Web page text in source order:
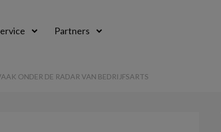
Partners
ONDER DE RADAR VAN BEDRIJFSARTS